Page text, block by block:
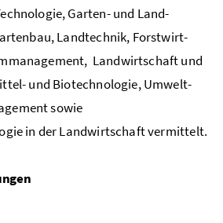
Garten- und Land­
Landtech­nik, Forstwirt­
Landwirtschaft und
und Biotechnologie, Umwelt-
sowie
in der Landwirtschaft vermittelt.